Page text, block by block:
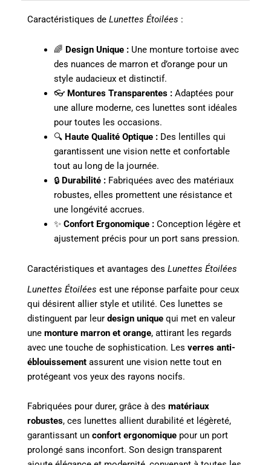
Caractéristiques de Lunettes Étoilées :
🌈 Design Unique :Une monture tortoise avec
des nuances de marron et d’orange pour un
style audacieux et distinctif.
👓 Montures Transparentes :Adaptées pour
une allure moderne, ces lunettes sont idéales
pour toutes les occasions.
🔍 Haute Qualité Optique :Des lentilles qui
garantissent une vision nette et confortable
tout au long de la journée.
🔒 Durabilité :Fabriquées avec des matériaux
robustes, elles promettent une résistance et
une longévité accrues.
✨ Confort Ergonomique :Conception légère et
ajustement précis pour un port sans pression.
Caractéristiques et avantages des Lunettes Étoilées
Lunettes Étoilées est une réponse parfaite pour ceux
qui désirent allier style et utilité. Ces lunettes se
distinguent par leur design unique qui met en valeur
une monture marron et orange, attirant les regards
avec une touche de sophistication. Les verres anti-
éblouissement assurent une vision nette tout en
protégeant vos yeux des rayons nocifs.
Fabriquées pour durer, grâce à des matériaux
robustes, ces lunettes allient durabilité et légèreté,
garantissant un confort ergonomique pour un port
prolongé sans inconfort. Son design transparent